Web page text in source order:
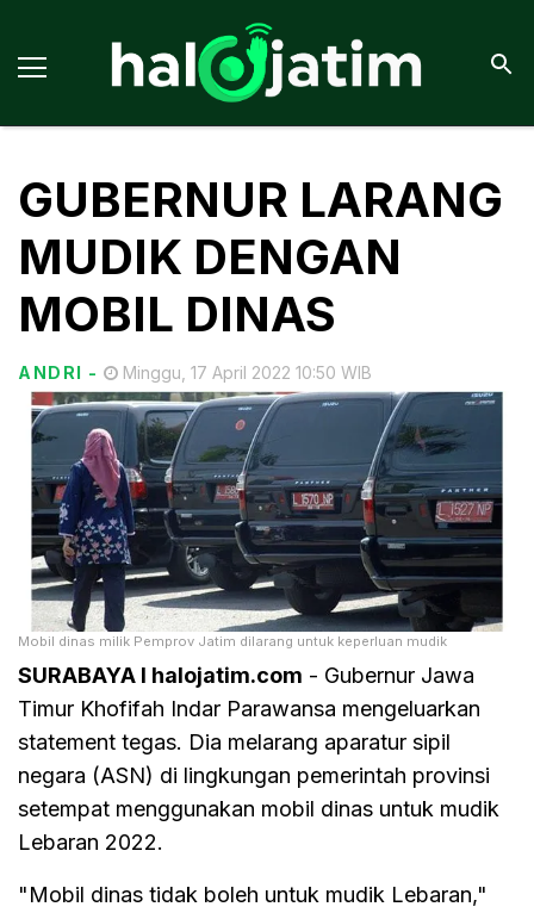
GUBERNUR LARANG
MUDIK DENGAN
MOBIL DINAS
ANDRI - Minggu, 17 April 2022 10:50 WIB
Mobil dinas milik Pemprov Jatim dilarang untuk keperluan mudik
SURABAYA I halojatim.com - Gubernur Jawa
Timur Khofifah Indar Parawansa mengeluarkan
statement tegas. Dia melarang aparatur sipil
negara (ASN) di lingkungan pemerintah provinsi
setempat menggunakan mobil dinas untuk mudik
Lebaran 2022.
"Mobil dinas tidak boleh untuk mudik Lebaran,"